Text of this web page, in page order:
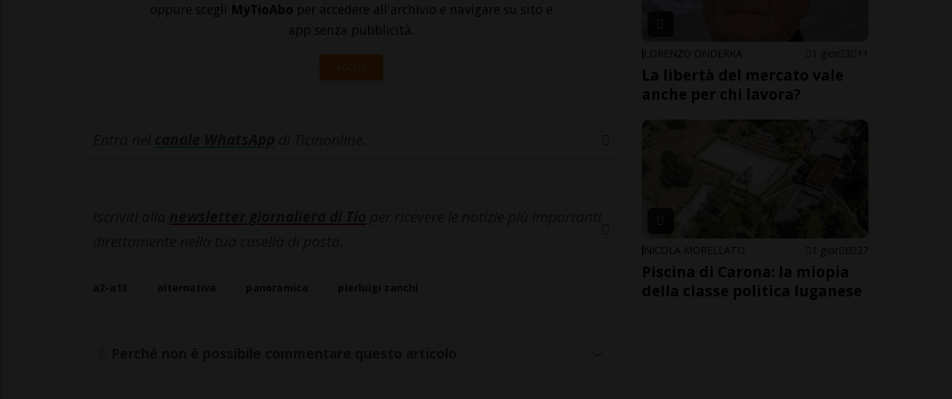
oppure scegli MyTioAbo per accedere all'archivio e navigare su sito e
app senza pubblicità.
ACCEDI
LORENZO ONDERKA 1 gior 3 11
La libertà del mercato vale
anche per chi lavora?
NICOLA MORELLATO 1 gior 6 27
Piscina di Carona: la miopia
della classe politica luganese